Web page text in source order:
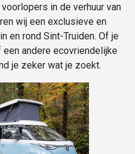
in de verhuur van
wij een exclusieve en
en rond Sint-Truiden. Of je
andere ecovriendelijke
je zeker wat je zoekt.